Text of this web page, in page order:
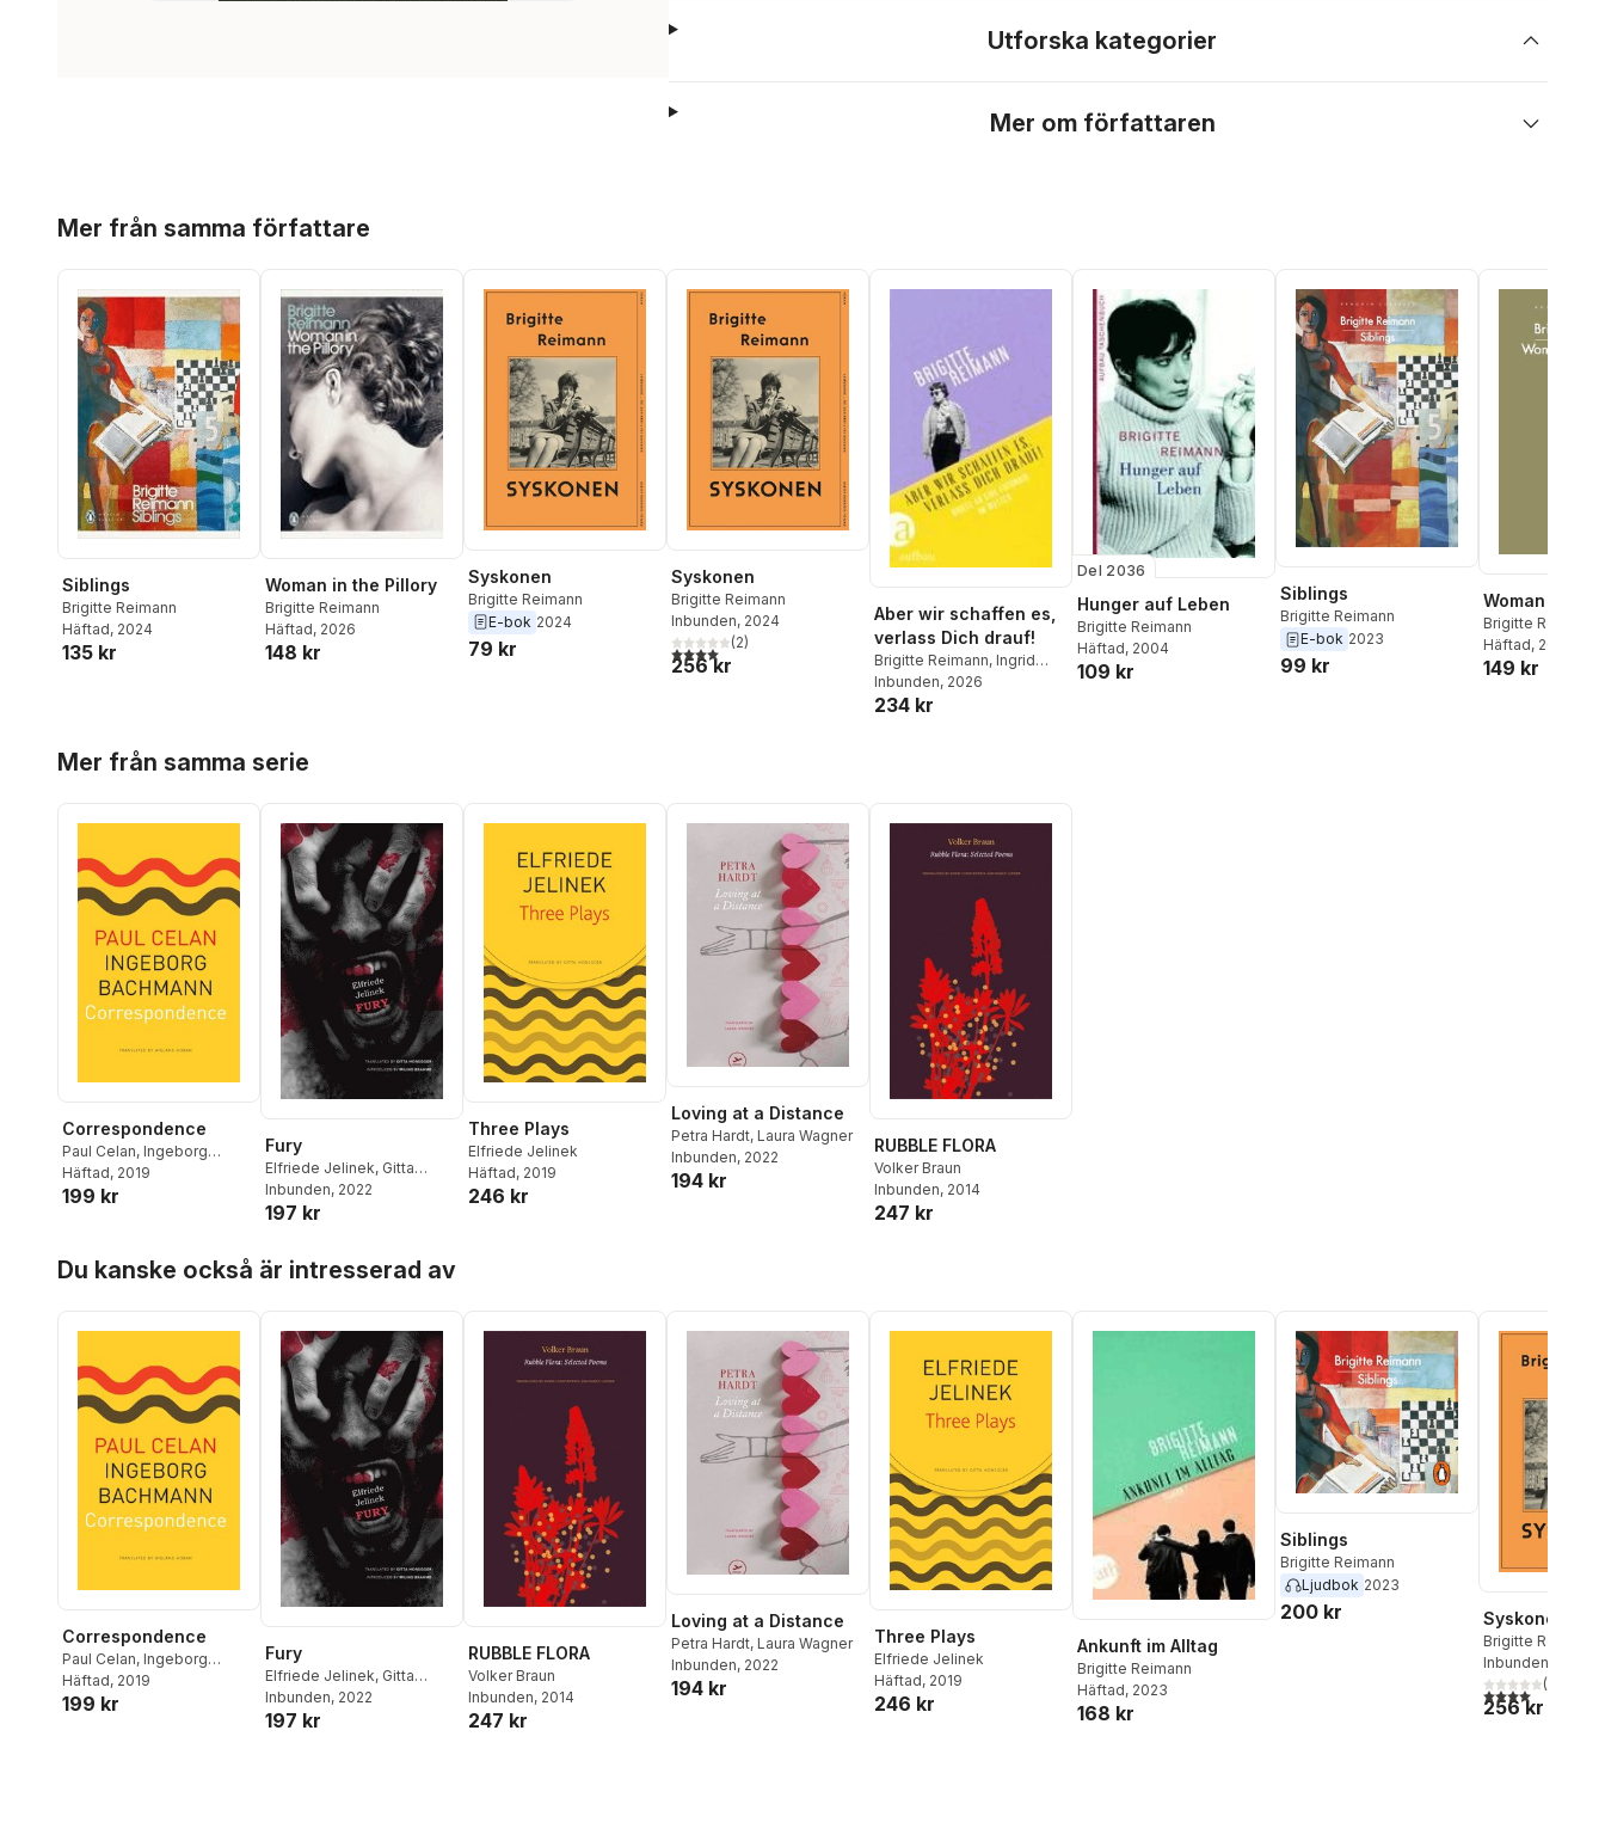
Utforska kategorier
Mer om författaren
Mer från samma författare
Siblings
Brigitte Reimann
Häftad, 2024
135 kr
Woman in the Pillory
Brigitte Reimann
Häftad, 2026
148 kr
Syskonen
Brigitte Reimann
E-bok 2024
79 kr
Syskonen
Brigitte Reimann
Inbunden, 2024
4,0utav 5 stjärnor. Totalt antal röster:
(2)
256 kr
Aber wir schaffen es,
verlass Dich drauf!
Brigitte Reimann, Ingrid
Krüger
Inbunden, 2026
234 kr
Del 2036
Hunger auf Leben
Brigitte Reimann
Häftad, 2004
109 kr
Siblings
Brigitte Reimann
E-bok 2023
99 kr
Woman in the
Brigitte Reimann
Häftad, 2025
149 kr
Mer från samma serie
Correspondence
Paul Celan, Ingeborg
Bachmann
Häftad, 2019
199 kr
Fury
Elfriede Jelinek, Gitta
Honegger ,Milind Brahme
Inbunden, 2022
197 kr
Three Plays
Elfriede Jelinek
Häftad, 2019
246 kr
Loving at a Distance
Petra Hardt, Laura Wagner
Inbunden, 2022
194 kr
RUBBLE FLORA
Volker Braun
Inbunden, 2014
247 kr
Du kanske också är intresserad av
Correspondence
Paul Celan, Ingeborg
Bachmann
Häftad, 2019
199 kr
Fury
Elfriede Jelinek, Gitta
Honegger ,Milind Brahme
Inbunden, 2022
197 kr
RUBBLE FLORA
Volker Braun
Inbunden, 2014
247 kr
Loving at a Distance
Petra Hardt, Laura Wagner
Inbunden, 2022
194 kr
Three Plays
Elfriede Jelinek
Häftad, 2019
246 kr
Ankunft im Alltag
Brigitte Reimann
Häftad, 2023
168 kr
Siblings
Brigitte Reimann
Ljudbok 2023
200 kr Syskonen
Brigitte Reimann
Inbunden
4,0utav 5(
256 kr